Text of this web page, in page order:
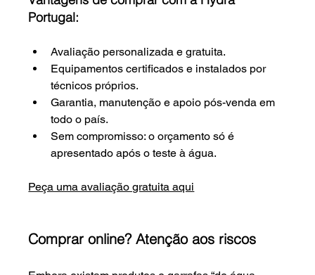
Portugal:
Avaliação personalizada e gratuita.
Equipamentos certificados e instalados por
técnicos próprios.
Garantia, manutenção e apoio pós-venda em
todo o país.
Sem compromisso: o orçamento só é
apresentado após o teste à água.
Peça uma avaliação gratuita aqui
Comprar online? Atenção aos riscos